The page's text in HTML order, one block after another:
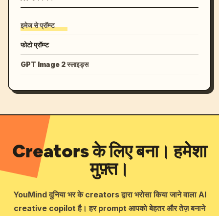
इमेज से प्रॉम्प्ट
फोटो प्रॉम्प्ट
GPT Image 2 स्लाइड्स
Creators के लिए बना। हमेशा
मुफ़्त।
YouMind दुनिया भर के creators द्वारा भरोसा किया जाने वाला AI
creative copilot है। हर prompt आपको बेहतर और तेज़ बनाने